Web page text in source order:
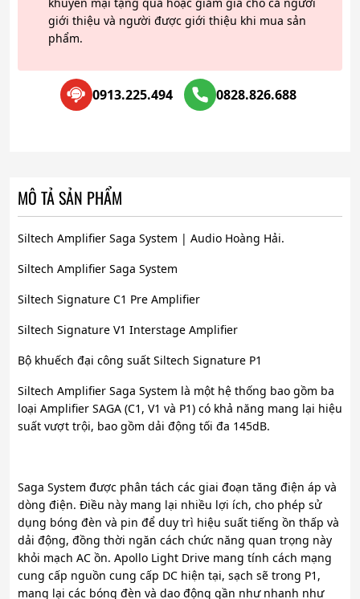
khuyến mại tặng quà hoặc giảm giá cho cả người
giới thiệu và người được giới thiệu khi mua sản
phẩm.
0913.225.494 0828.826.688
MÔ TẢ SẢN PHẨM
Siltech Amplifier Saga System | Audio Hoàng Hải.
Siltech Amplifier Saga System
Siltech Signature C1 Pre Amplifier
Siltech Signature V1 Interstage Amplifier
Bộ khuếch đại công suất Siltech Signature P1
Siltech Amplifier Saga System là một hệ thống bao gồm ba
loại Amplifier SAGA (C1, V1 và P1) có khả năng mang lại hiệu
suất vượt trội, bao gồm dải động tối đa 145dB.
Saga System được phân tách các giai đoạn tăng điện áp và
dòng điện. Điều này mang lại nhiều lợi ích, cho phép sử
dụng bóng đèn và pin để duy trì hiệu suất tiếng ồn thấp và
dải động, đồng thời ngăn cách chức năng quan trọng này
khỏi mạch AC ồn. Apollo Light Drive mang tính cách mạng
cung cấp nguồn cung cấp DC hiện tại, sạch sẽ trong P1,
mang lại các bóng đèn và dao động gần như nhanh như